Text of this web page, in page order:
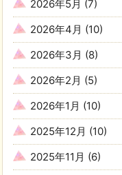
2026年5月 (7)
2026年4月 (10)
2026年3月 (8)
2026年2月 (5)
2026年1月 (10)
2025年12月 (10)
2025年11月 (6)